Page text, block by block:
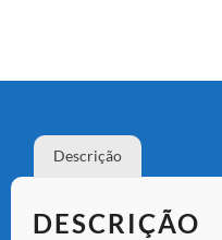
Descrição
DESCRIÇÃO